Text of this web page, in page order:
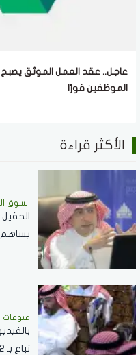
عاجل.. عقد العمل الموثق يصبح
الموظفين فورًا
الأكثر قراءة
السوق
يساهم
منوعات
تباع بـ 462 مليون ريال